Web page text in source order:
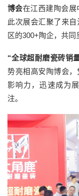
博会在江西建陶会展
此次展会汇聚了来
区的300+陶企，共同
“全球超耐磨瓷砖销
势亮相高安陶博会
影响力，迅速成为
注。